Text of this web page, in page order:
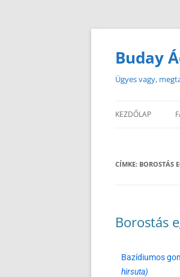
Buday
Ügyes vagy,
KEZDŐLAP
CÍMKE: BOROSTÁS
Borostás
Bazídiumos
hirsuta)